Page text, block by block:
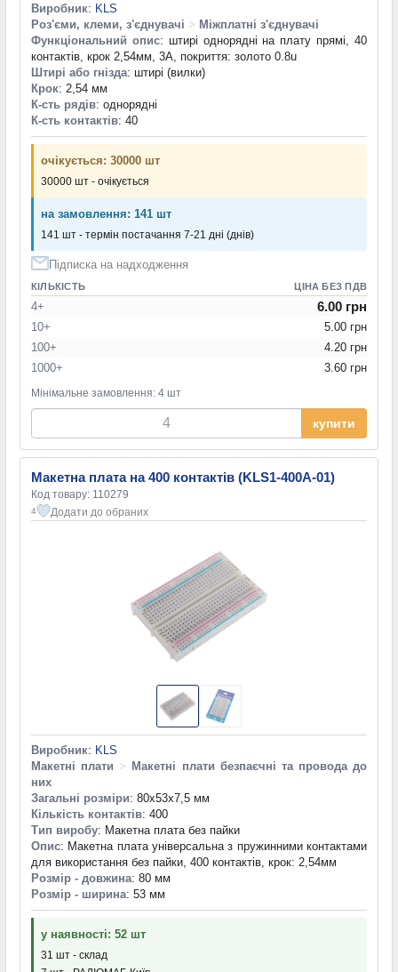
Виробник: KLS
Роз'єми, клеми, з'єднувачі > Міжплатні з'єднувачі
Функціональний опис: штирі однорядні на плату прямі, 40
контактів, крок 2,54мм, 3А, покриття: золото 0.8u
Штирі або гнізда: штирі (вилки)
Крок: 2,54 мм
К-сть рядів: однорядні
К-сть контактів: 40
очікується: 30000 шт
30000 шт - очікується
на замовлення: 141 шт
141 шт - термін постачання 7-21 дні (днів)
Підписка на надходження
КІЛЬКІСТЬ ЦІНА БЕЗ ПДВ
4+ 6.00 грн
10+
5.00 грн
100+
4.20 грн
1000+
3.60 грн
Мінімальне замовлення: 4 шт
купити
Макетна плата на 400 контактів (KLS1-400A-01)
Код товару: 110279
4 Додати до обраних
Виробник: KLS
Макетні плати > Макетні плати безпаєчні та провода до
них
Загальні розміри: 80x53x7,5 мм
Кількість контактів: 400
Тип виробу: Макетна плата без пайки
Опис: Макетна плата універсальна з пружинними контактами
для використання без пайки, 400 контактів, крок: 2,54мм
Розмір - довжина: 80 мм
Розмір - ширина: 53 мм
у наявності: 52 шт
31 шт - склад